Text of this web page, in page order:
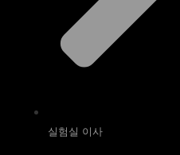
실험실 이사